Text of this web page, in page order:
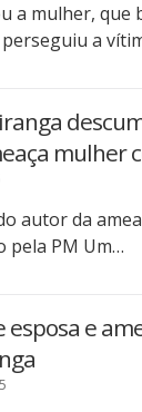
a mulher, que
perseguiu a
mulher
autor da
pela PM Um…
e